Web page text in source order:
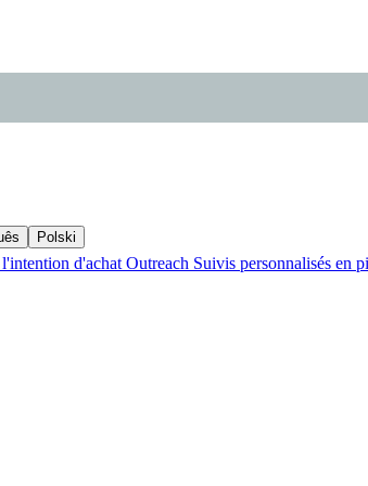
d'achat Outreach Suivis personnalisés en
Polski